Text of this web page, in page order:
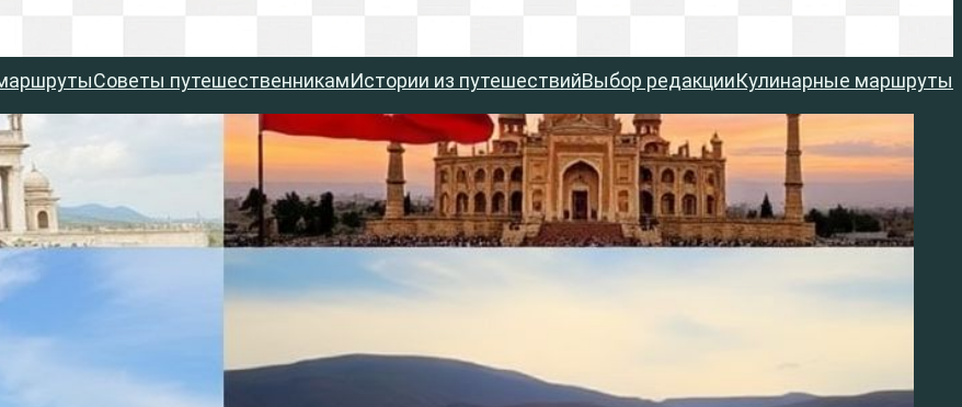
Советы путешественникамИстории из путешествийВыбор редакцииКулинарные маршруты